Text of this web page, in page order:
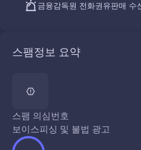
금융감독원 전화권유판매 수
스팸정보 요약
스팸 의심번호
보이스피싱 및 불법 광고